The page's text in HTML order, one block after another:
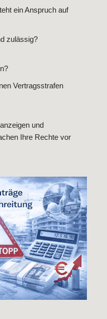
ein Anspruch auf
zulässig?
Vertragsstrafen
und
Ihre Rechte vor